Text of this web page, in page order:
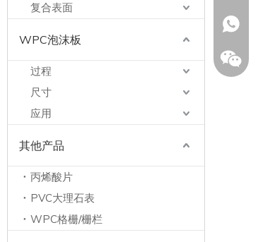
复合表面
WPC泡沫板
过程
尺寸
应用
其他产品
丙烯酸片
PVC大理石表
WPC格栅/栅栏
+ 86